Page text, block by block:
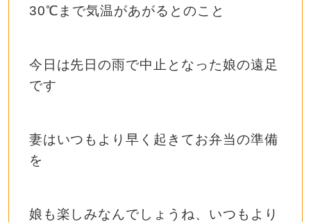
30℃まで気温があがるとのこと
今日は先日の雨で中止となった娘の遠足
です
妻はいつもより早く起きてお弁当の準備
を
娘も楽しみなんでしょうね、いつもより